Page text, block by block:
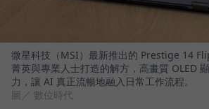
微星科技（MSI）最新推出的 Prestige 14
菁英與專業人士打造的解方，高畫質 OLED
力，讓 AI 真正流暢地融入日常工作流程。
圖／ 數位時代